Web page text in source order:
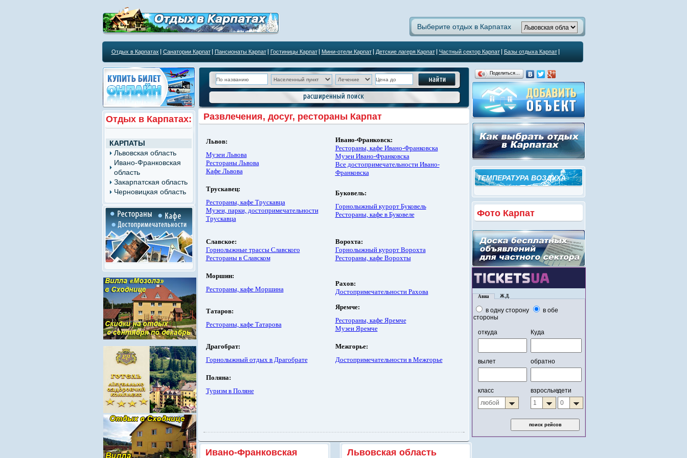
Выберите отдых в Карпатах
Отдых в Карпатах Санатории Карпат Пансионаты Карпат Гостиницы Карпат Мини-отели Карпат Детские лагеря Карпат Частный сектор Карпат Базы отдыха Карпат
Поделиться…
ТЕМПЕРАТУРА ВОЗДУХА
Фото Карпат
Отдых в Карпатах:
КАРПАТЫ
Львовская область
Ивано-Франковская
область
Закарпатская область
Черновицкая область
Развлечения, досуг, рестораны Карпат
Львов:
Музеи Львова
Рестораны Львова
Кафе Львова
Ивано-Франковск:
Рестораны, кафе Ивано-Франковска
Музеи Ивано-Франковска
Все достопримечательности Ивано-
Франковска
Трускавец:
Рестораны, кафе Трускавца
Музеи, парки, достопримечательности
Трускавца
Буковель:
Горнолыжный курорт Буковель
Рестораны, кафе в Буковеле
Славское:
Горнолыжные трассы Славского
Рестораны в Славском
Ворохта:
Горнолыжный курорт Ворохта
Рестораны, кафе Ворохты
Моршин:
Рестораны, кафе Моршина
Рахов:
Достопримечательности Рахова
Татаров:
Рестораны, кафе Татарова
Яремче:
Рестораны, кафе Яремче
Музеи Яремче
Драгобрат:
Горнолыжный отдых в Драгобрате
Межгорье:
Достопримечательности в Межгорье
Поляна:
Туризм в Поляне
Львовская область
Ивано-Франковская